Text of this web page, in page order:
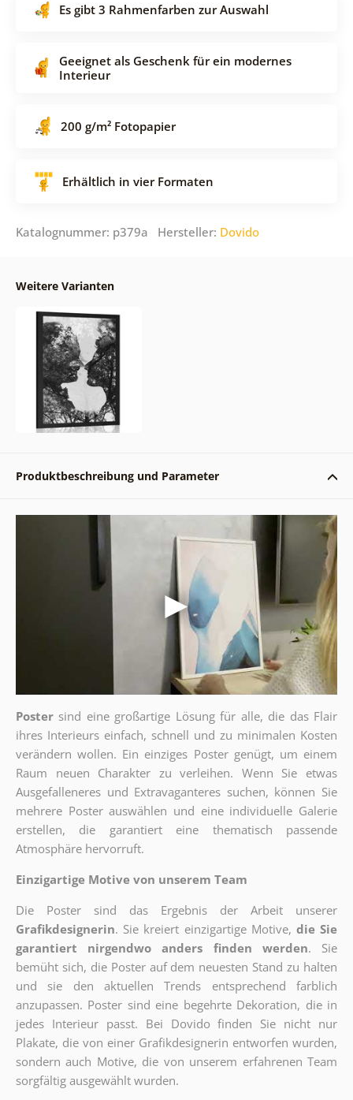
Es gibt 3 Rahmenfarben zur Auswahl
Geeignet als Geschenk für ein modernes
Interieur
200 g/m² Fotopapier
Erhältlich in vier Formaten
Katalognummer: p379a Hersteller: Dovido
Weitere Varianten
Produktbeschreibung und Parameter
Poster sind eine großartige Lösung für alle, die das Flair
ihres Interieurs einfach, schnell und zu minimalen Kosten
verändern wollen. Ein einziges Poster genügt, um einem
Raum neuen Charakter zu verleihen. Wenn Sie etwas
Ausgefalleneres und Extravaganteres suchen, können Sie
mehrere Poster auswählen und eine individuelle Galerie
erstellen, die garantiert eine thematisch passende
Atmosphäre hervorruft.
Einzigartige Motive von unserem Team
Die Poster sind das Ergebnis der Arbeit unserer
Grafikdesignerin. Sie kreiert einzigartige Motive, die Sie
garantiert nirgendwo anders finden werden. Sie
bemüht sich, die Poster auf dem neuesten Stand zu halten
und sie den aktuellen Trends entsprechend farblich
anzupassen. Poster sind eine begehrte Dekoration, die in
jedes Interieur passt. Bei Dovido finden Sie nicht nur
Plakate, die von einer Grafikdesignerin entworfen wurden,
sondern auch Motive, die von unserem erfahrenen Team
sorgfältig ausgewählt wurden.